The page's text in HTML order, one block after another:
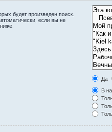
будет произведен поиск.
если вы не
Да
В